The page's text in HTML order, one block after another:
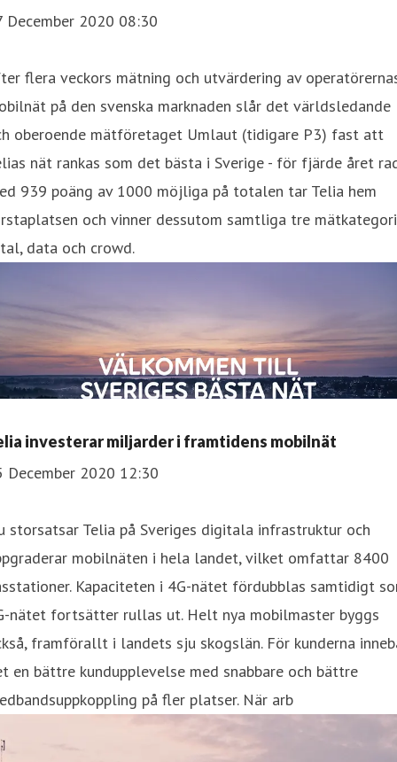
December 2020 08:30
flera veckors mätning och utvärdering av
på den svenska marknaden slår det världsledande
oberoende mätföretaget Umlaut (tidigare P3) fast att
nät rankas som det bästa i Sverige - för fjärde året
939 poäng av 1000 möjliga på totalen tar Telia hem
och vinner dessutom samtliga tre
data och crowd.
investerar miljarder i framtidens mobilnät
December 2020 12:30
storsatsar Telia på Sveriges digitala infrastruktur och
mobilnäten i hela landet, vilket omfattar 8400
Kapaciteten i 4G-nätet fördubblas samtidigt
nätet fortsätter rullas ut. Helt nya mobilmaster byggs
framförallt i landets sju skogslän. För kunderna
en bättre kundupplevelse med snabbare och bättre
på fler platser. När arb